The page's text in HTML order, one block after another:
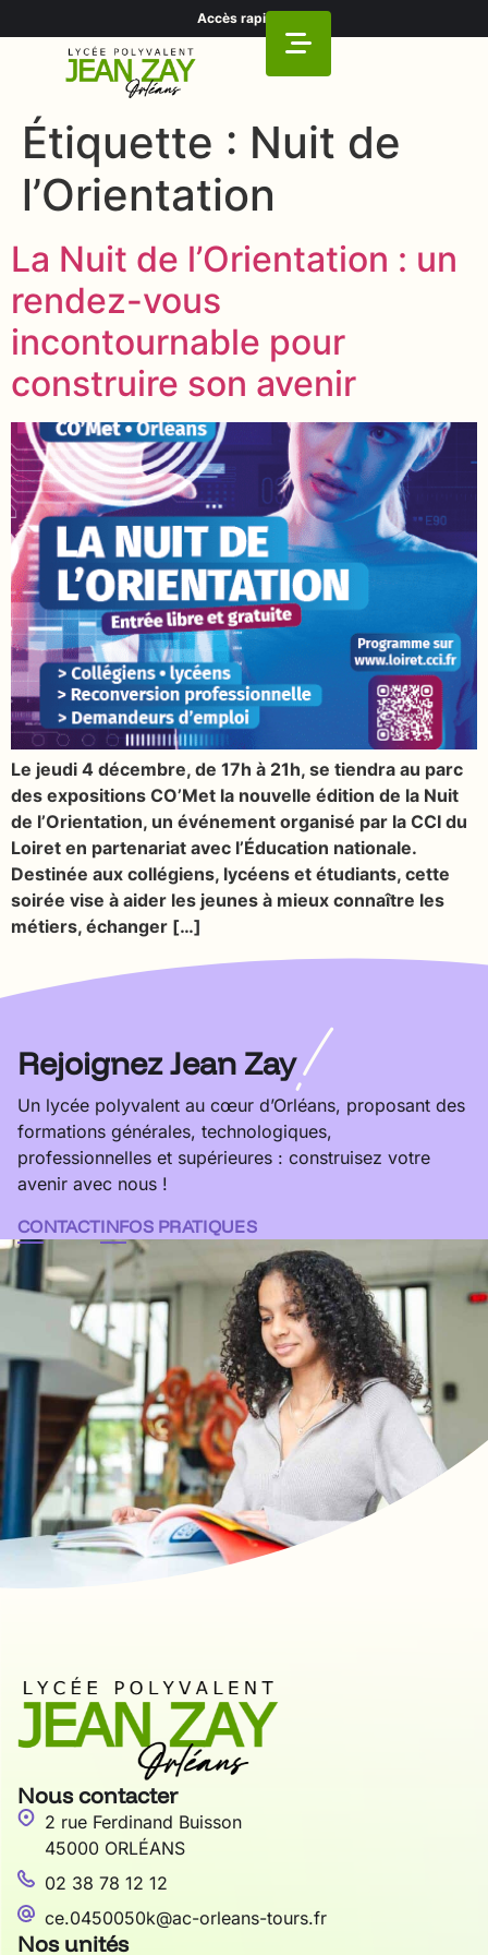
Accès rapide
Étiquette : Nuit de
l’Orientation
La Nuit de l’Orientation : un
rendez-vous
incontournable pour
construire son avenir
Le jeudi 4 décembre, de 17h à 21h, se tiendra au parc
des expositions CO’Met la nouvelle édition de la Nuit
de l’Orientation, un événement organisé par la CCI du
Loiret en partenariat avec l’Éducation nationale.
Destinée aux collégiens, lycéens et étudiants, cette
soirée vise à aider les jeunes à mieux connaître les
métiers, échanger […]
Rejoignez Jean Zay!
Un lycée polyvalent au cœur d’Orléans, proposant des
formations générales, technologiques,
professionnelles et supérieures : construisez votre
avenir avec nous !
CONTACTINFOS PRATIQUES
Nous contacter
2 rue Ferdinand Buisson
45000 ORLÉANS
02 38 78 12 12
ce.0450050k@ac-orleans-tours.fr
Nos unités